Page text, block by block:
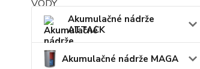
Akumulačné nádrže
ATTACK
Akumulačné nádrže MAGA